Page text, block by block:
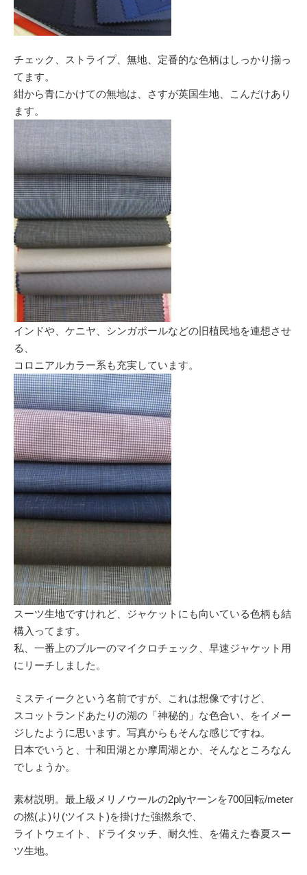
チェック、ストライプ、無地、定番的な色柄はしっかり揃っ
てます。
紺から青にかけての無地は、さすが英国生地、こんだけあり
ます。
インドや、ケニヤ、シンガポールなどの旧植民地を連想させ
る、
コロニアルカラー系も充実しています。
スーツ生地ですけれど、ジャケットにも向いている色柄も結
構入ってます。
私、一番上のブルーのマイクロチェック、早速ジャケット用
にリーチしました。
ミスティークという名前ですが、これは想像ですけど、
スコットランドあたりの湖の「神秘的」な色合い、をイメー
ジしたように思います。写真からもそんな感じですね。
日本でいうと、十和田湖とか摩周湖とか、そんなところなん
でしょうか。
素材説明。最上級メリノウールの2plyヤーンを700回転/meter
の撚(よ)り(ツイスト)を掛けた強撚糸で、
ライトウェイト、ドライタッチ、耐久性、を備えた春夏スー
ツ生地。